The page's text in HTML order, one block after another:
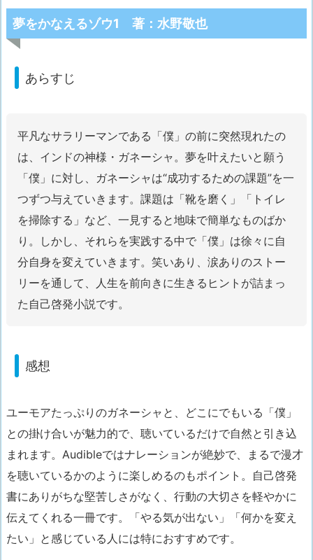
夢をかなえるゾウ1 著：水野敬也
あらすじ
平凡なサラリーマンである「僕」の前に突然現れたの
は、インドの神様・ガネーシャ。夢を叶えたいと願う
「僕」に対し、ガネーシャは“成功するための課題”を一
つずつ与えていきます。課題は「靴を磨く」「トイレ
を掃除する」など、一見すると地味で簡単なものばか
り。しかし、それらを実践する中で「僕」は徐々に自
分自身を変えていきます。笑いあり、涙ありのストー
リーを通して、人生を前向きに生きるヒントが詰まっ
た自己啓発小説です。
感想
ユーモアたっぷりのガネーシャと、どこにでもいる「僕」
との掛け合いが魅力的で、聴いているだけで自然と引き込
まれます。Audibleではナレーションが絶妙で、まるで漫才
を聴いているかのように楽しめるのもポイント。自己啓発
書にありがちな堅苦しさがなく、行動の大切さを軽やかに
伝えてくれる一冊です。「やる気が出ない」「何かを変え
たい」と感じている人には特におすすめです。